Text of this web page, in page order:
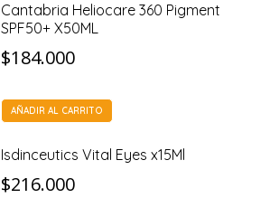
Cantabria Heliocare 360 Pigment
SPF50+ X50ML
$184.000
AÑADIR AL CARRITO
Isdinceutics Vital Eyes x15Ml
$216.000